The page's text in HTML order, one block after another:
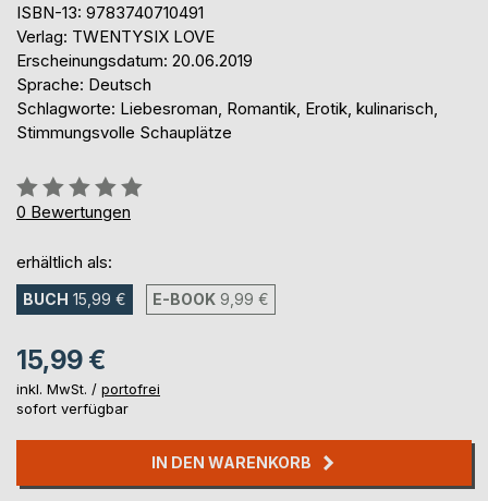
ISBN-13: 9783740710491
Verlag: TWENTYSIX LOVE
Erscheinungsdatum: 20.06.2019
Sprache: Deutsch
Schlagworte: Liebesroman, Romantik, Erotik, kulinarisch,
Stimmungsvolle Schauplätze
Bewertung::
0%
0 Bewertungen
erhältlich als:
BUCH 15,99 € E-BOOK 9,99 €
15,99 €
inkl. MwSt. / portofrei
sofort verfügbar
IN DEN WARENKORB